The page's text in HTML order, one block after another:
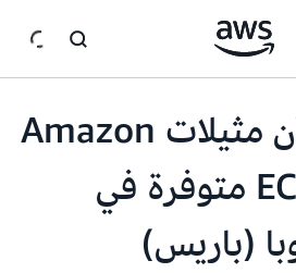
أصبحت الآن مثيلات Amazon
EC2 Hpc6id متوفرة في
(باريس)